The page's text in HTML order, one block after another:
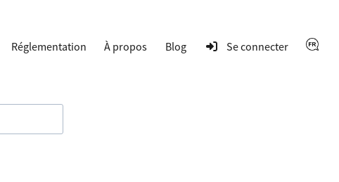
Réglementation À propos Blog Se connecter